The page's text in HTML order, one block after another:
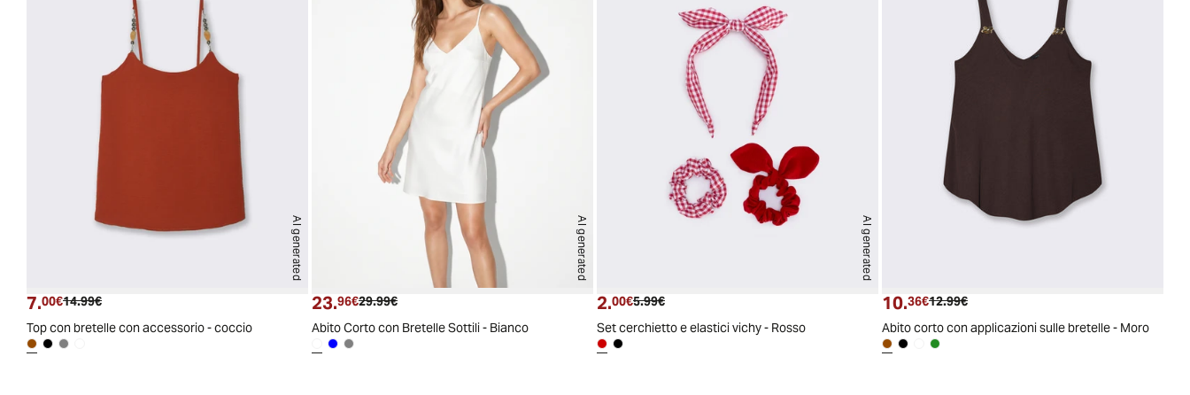
AI generated
Prezzo attuale
7.00€ Prezzo originale
14.99€
Top con bretelle con accessorio - coccio
AI generated
Prezzo attuale
23.96€ Prezzo originale
29.99€
Abito Corto con Bretelle Sottili - Bianco
AI generated
Prezzo attuale
2.00€ Prezzo originale
5.99€
Set cerchietto e elastici vichy - Rosso
Prezzo attuale
10.36€ Prezzo originale
12.99€
Abito corto con applicazioni sulle bretelle - Moro